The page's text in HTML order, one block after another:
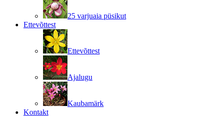
25 varjuaia püsikut
Ettevõttest
Ettevõttest
Ajalugu
Kaubamärk
Kontakt